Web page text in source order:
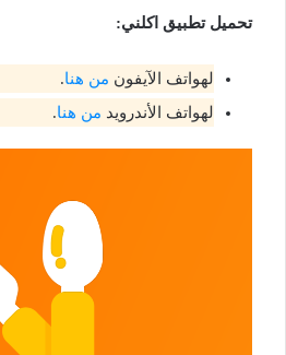
تحميل تطبيق اكلني:
لهواتف الآيفون من هنا.
لهواتف الأندرويد من هنا.